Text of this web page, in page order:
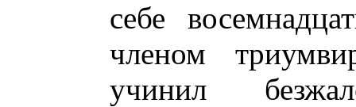
себе
членом
учинил